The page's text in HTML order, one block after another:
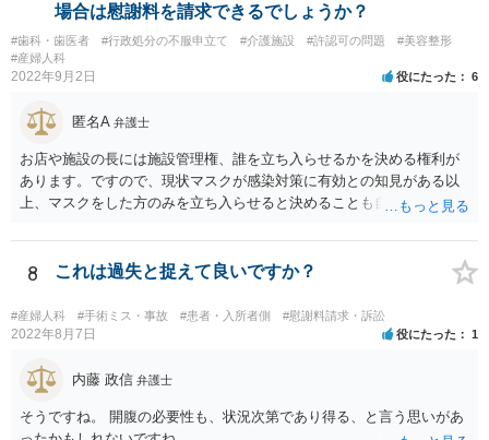
場合は慰謝料を請求できるでしょうか？
#歯科・歯医者 #行政処分の不服申立て #介護施設 #許認可の問題
#美容整形
#産婦人科
2022年9月2日 役にたった 6
匿名A 弁護士
お店や施設の長には施設管理権、誰を立ち入らせるかを決める権利が
あります。ですので、現状マスクが感染対策に有効との知見がある以
上、マスクをした方のみを立ち入らせると決めることも自由であり、
など公益的な側面のある業種ですと、公衆浴場法など各種業法で定め
られた理由以外での利用拒否は禁止されていますし、公の施設でもマ
ては慰謝料の請求は認められないと考えられます。
8 これは過失と捉えて良いですか？
#産婦人科 #手術ミス・事故 #患者・入所者側 #慰謝料請求・訴訟
2022年8月7日 役にたった 1
内藤 政信 弁護士
そうですね。 開腹の必要性も、状況次第であり得る、と言う思いがあ